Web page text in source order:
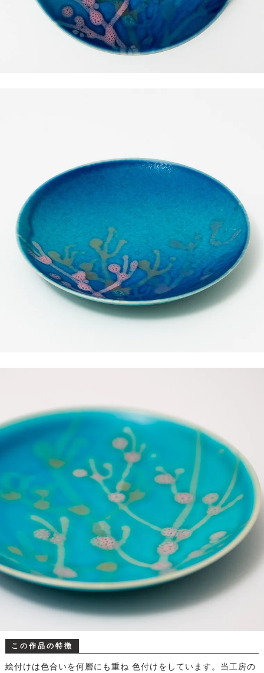
この作品の特徴
絵付けは色合いを何層にも重ね 色付けをしています。当工房の